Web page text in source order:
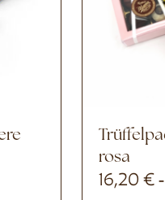
Trüffelpackung Ostern,
rosa
16,20 € -